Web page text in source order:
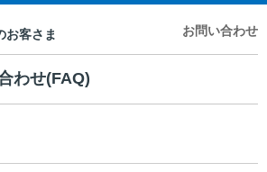
お問い合わせ
わせ(FAQ)